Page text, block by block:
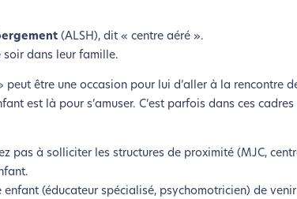
(ALSH), dit « centre aéré ».
soir dans leur famille.
être une occasion pour lui d’aller à la rencontre
est là pour s’amuser. C’est parfois dans ces
pas à solliciter les structures de proximité (MJC,
(éducateur spécialisé, psychomotricien) de